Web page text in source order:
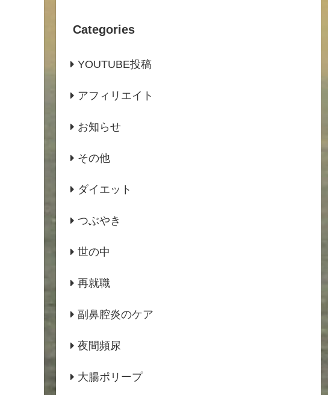
Categories
YOUTUBE投稿
アフィリエイト
お知らせ
その他
ダイエット
つぶやき
世の中
再就職
副鼻腔炎のケア
夜間頻尿
大腸ポリープ